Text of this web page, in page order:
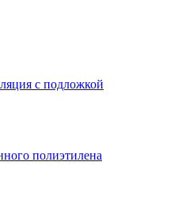
с подложкой
полиэтилена